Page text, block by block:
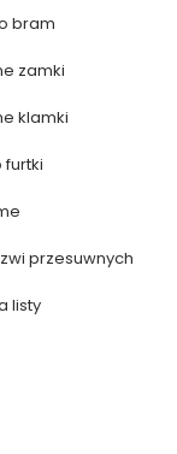
bram
zamki
klamki
furtki
przesuwnych
listy